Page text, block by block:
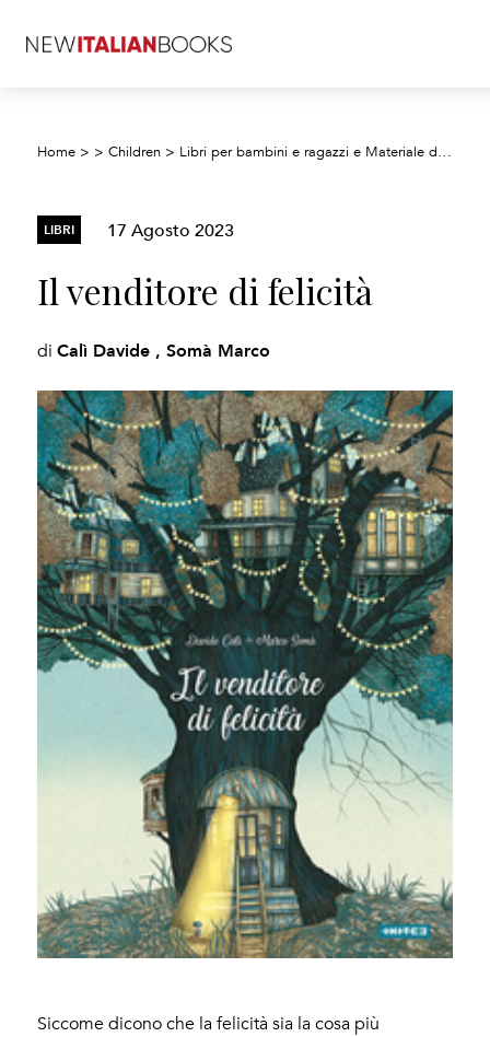
Home > >Children > Libri per bambini e ragazzi e Materiale didattico
LIBRI 17 Agosto 2023
Il venditore di felicità
diCalì Davide , Somà Marco
Siccome dicono che la felicità sia la cosa più